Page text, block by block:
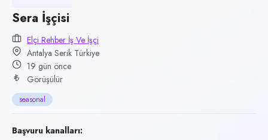
Konum
Serik, Antalya
Çalışma şekli
seasonal
Yayın tarihi
17 Temmuz 2026
Son geçerlilik
Sera İşçisi
Elçi Rehber İş Ve İşçi
Antalya Serik Türkiye
19 gün önce
Görüşülür
seasonal
Başvuru kanalları: